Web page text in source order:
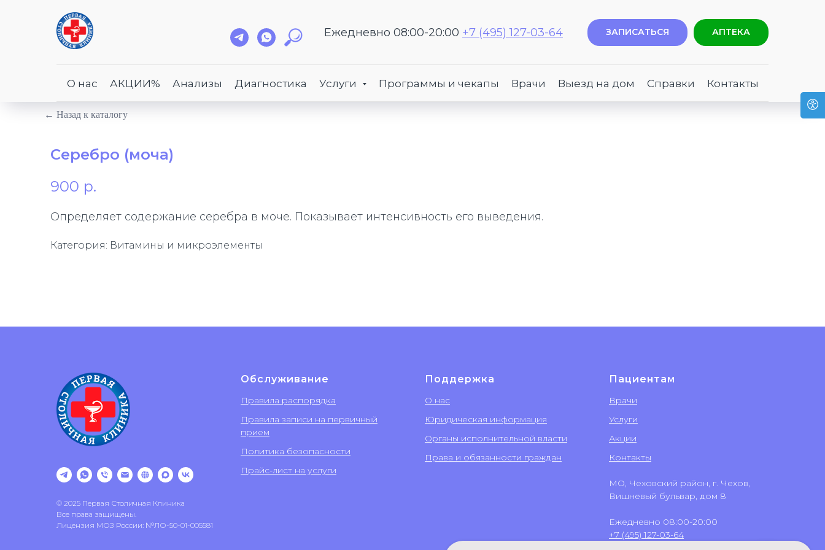
Ежедневно 08:00-20:00 +7 (495) 127-03-64 ЗАПИСАТЬСЯ АПТЕКА
О нас АКЦИИ% Анализы Диагностика Услуги Программы и чекапы Врачи Выезд на дом Справки Контакты
← Назад к каталогу
Серебро (моча)
900 р.
Определяет содержание серебра в моче. Показывает интенсивность его выведения.
Категория: Витамины и микроэлементы
© 2025 Первая Столичная Клиника
Все права защищены.
Лицензия МОЗ России: №ЛО-50-01-005581
Обслуживание
Правила распорядка
Правила записи на первичный
прием
Политика безопасности
Прайс-лист на услуги
Поддержка
О нас
Юридическая информация
Органы исполнительной власти
Права и обязанности граждан
Пациентам
Врачи
Услуги
Акции
Контакты
МО, Чеховский район, г. Чехов,
Вишневый бульвар, дом 8
Ежедневно 08:00-20:00
+7 (495) 127-03-64